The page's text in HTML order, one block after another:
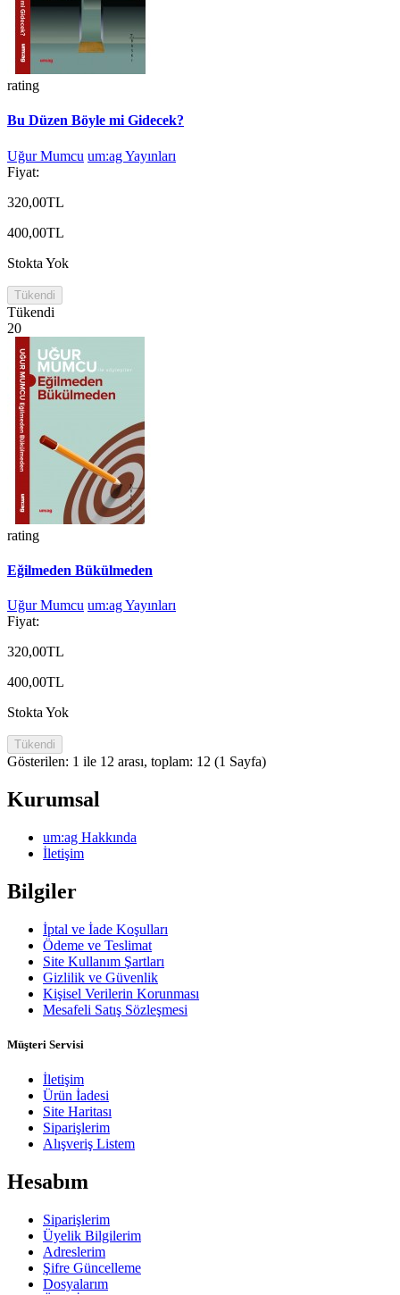
rating
Bu Düzen Böyle mi Gidecek?
Uğur Mumcu um:ag Yayınları
Fiyat:
320,00TL
400,00TL
Stokta Yok
Tükendi
Tükendi
20
rating
Eğilmeden Bükülmeden
Uğur Mumcu um:ag Yayınları
Fiyat:
320,00TL
400,00TL
Stokta Yok
Tükendi
Gösterilen: 1 ile 12 arası, toplam: 12 (1 Sayfa)
Kurumsal
um:ag Hakkında
İletişim
Bilgiler
İptal ve İade Koşulları
Ödeme ve Teslimat
Site Kullanım Şartları
Gizlilik ve Güvenlik
Kişisel Verilerin Korunması
Mesafeli Satış Sözleşmesi
Müşteri Servisi
İletişim
Ürün İadesi
Site Haritası
Siparişlerim
Alışveriş Listem
Hesabım
Siparişlerim
Üyelik Bilgilerim
Adreslerim
Şifre Güncelleme
Dosyalarım